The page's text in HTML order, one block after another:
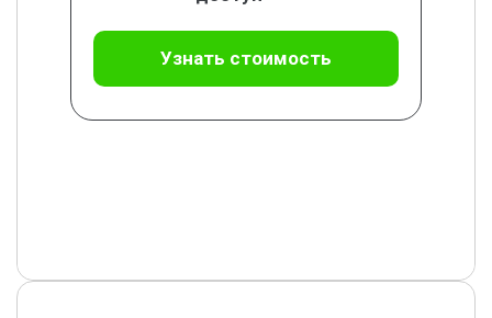
Узнать стоимость